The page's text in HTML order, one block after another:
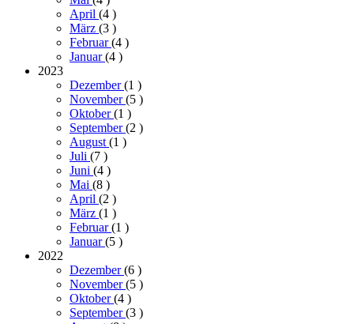
April (4 )
März (3 )
Februar(4 )
Januar(4 )
2023
Dezember(1 )
November(5 )
Oktober(1 )
September(2 )
August (1 )
Juli (7 )
Juni (4 )
Mai (8 )
April (2 )
März (1 )
Februar(1 )
Januar(5 )
2022
Dezember(6 )
November(5 )
Oktober(4 )
September(3 )